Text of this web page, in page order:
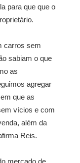
para que que o
carros sem
sabiam o que
as
agregar
que as
vícios e com
além da
Reis.
mercado de